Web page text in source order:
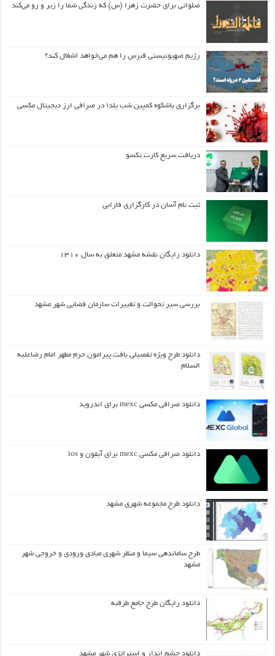
صلواتی برای حضرت زهرا (س) که زندگی شما را زیر و رو می‌کند
رژیم صهیونیستی قبرس را هم می‌خواهد اشغال کند؟
برگزاری باشکوه کمپین شب یلدا در صرافی ارز دیجیتال مکسی
دریافت سریع کارت نکسو
ثبت نام آسان در کارگزاری فارابی
دانلود رایگان نقشه مشهد متعلق به سال ۱۳۱۰
بررسی سیر تحوالت و تغییرات سازمان فضایی شهر مشهد
دانلود طرح ويژه تفصيلي بافت پيرامون حرم مطهر امام رضاعليه
السلام
دانلود صرافی مکسی mexc برای اندروید
دانلود صرافی مکسی mexc برای آیفون و ios
دانلود طرح مجموعه شهری مشهد
طرح ساماندهی سیما و منظر شهری مبادی ورودی و خروجی شهر
مشهد
دانلود رایگان طرح جامع طرقبه
دانلود چشم انداز و استراتژی شهر مشهد